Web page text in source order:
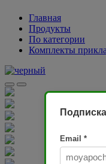
Главная
Продукты
По категории
Комплекты
Email *